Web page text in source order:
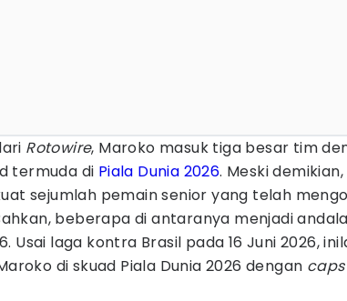
Rotowire, Maroko masuk tiga besar tim
termuda di Piala Dunia 2026. Meski
sejumlah pemain senior yang telah
beberapa di antaranya menjadi
Usai laga kontra Brasil pada 16 Juni 2026,
di skuad Piala Dunia 2026 dengan caps